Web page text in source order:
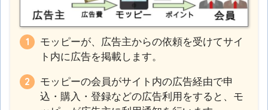
モッピーが、広告主からの依頼を受けてサイ
ト内に広告を掲載します。
モッピーの会員がサイト内の広告経由で申
込・購入・登録などの広告利用をすると、モ